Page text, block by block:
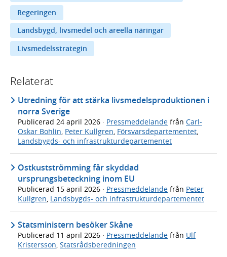
Regeringen
Landsbygd, livsmedel och areella näringar
Livsmedelsstrategin
Relaterat
Utredning för att stärka livsmedelsproduktionen i
norra Sverige
Publicerad 24 april 2026 · Pressmeddelande från Carl-
Oskar Bohlin, Peter Kullgren, Försvarsdepartementet,
Landsbygds- och infrastrukturdepartementet
Ostkustströmming får skyddad
ursprungsbeteckning inom EU
Publicerad 15 april 2026 · Pressmeddelande från Peter
Kullgren Landsbygds- och infrastrukturdepartementet
Statsministern besöker Skåne
Publicerad 11 april 2026 · Pressmeddelande från Ulf
Kristersson, Statsrådsberedningen